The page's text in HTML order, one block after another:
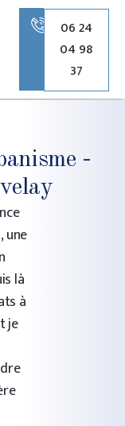
06 24
04 98
37
-
une
là
à
je